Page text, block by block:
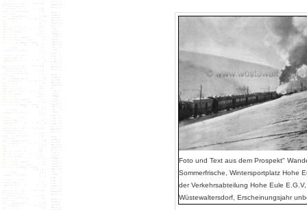
Foto und Text aus dem Prospekt"
Sommerfrische, Wintersportplatz Hohe
der Verkehrsabteilung Hohe Eule E.G.V,
Wüstewaltersdorf, Erscheinungsjahr